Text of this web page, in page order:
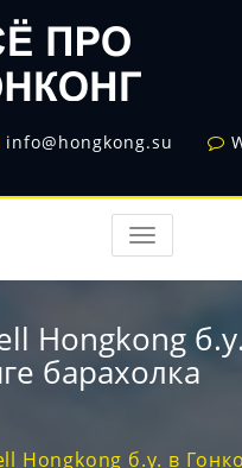
info@hongkong.su
TOGGLE
NAVIGATION
Hongkong
барахолка
Hongkong б.у. в